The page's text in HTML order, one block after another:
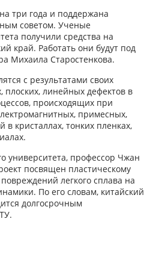
три года и поддержана
советом. Ученые
получили средства на
край. Работать они будут под
Михаила Старостенкова.
с результатами своих
плоских, линейных дефектов в
происходящих при
примесных,
в кристаллах, тонких пленках,
университета, профессор Чжан
посвящен пластическому
легкого сплава на
По его словам, китайский
долгосрочным